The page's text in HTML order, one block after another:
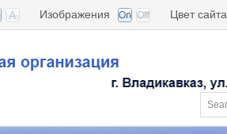
Цвет сайта
Изображения